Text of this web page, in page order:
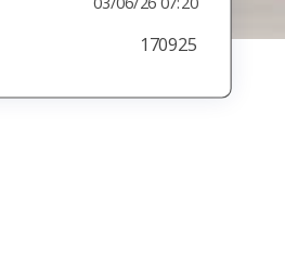
170925